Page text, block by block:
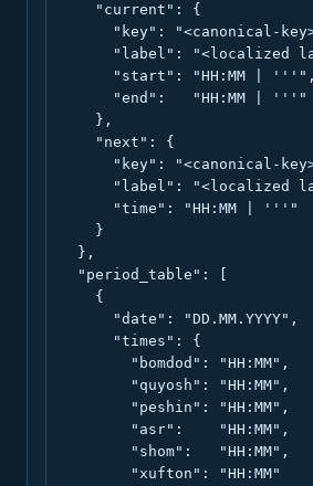
    "current": {
"key": "<canonical-
"label": "<localized
      "start": "HH:MM | '''",
      "end":   "HH:MM | '''"
    },
    "next": {
"key": "<canonical-
"label": "<localized
      "time": "HH:MM | '''"
    }
  },
  "period_table": [
    {
      "date": "DD.MM.YYYY",
      "times": {
        "bomdod": "HH:MM",
        "quyosh": "HH:MM",
        "peshin": "HH:MM",
        "asr":    "HH:MM",
        "shom":   "HH:MM",
        "xufton": "HH:MM"